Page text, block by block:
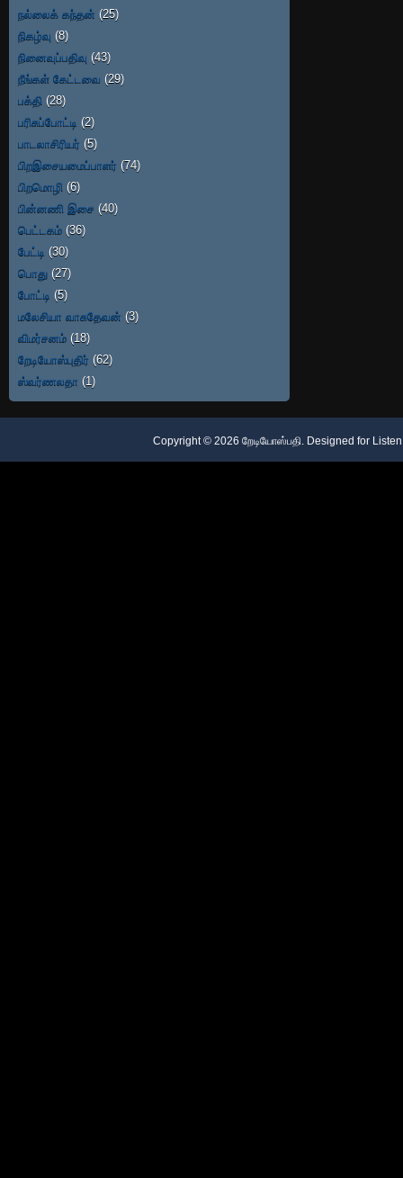
நல்லைக் கந்தன் (25)
நிகழ்வு (8)
நினைவுப்பதிவு (43)
நீங்கள் கேட்டவை (29)
பக்தி (28)
பரிசுப்போட்டி (2)
பாடலாசிரியர் (5)
பிறஇசையமைப்பாளர் (74)
பிறமொழி (6)
பின்னணி இசை (40)
பெட்டகம் (36)
பேட்டி (30)
பொது (27)
போட்டி (5)
மலேசியா வாசுதேவன் (3)
விமர்சனம் (18)
றேடியோஸ்புதிர் (62)
ஸ்வர்ணலதா (1)
Copyright © 2026 றேடியோஸ்பதி. Designed for